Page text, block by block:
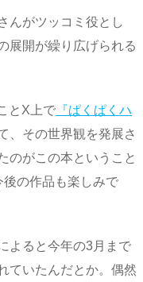
んがツッコミ役とし
展開が繰り広げられる
とX上で 『ぱくぱくハ
、その世界観を発展さ
のがこの本ということ
の作品も楽しみで
よると今年の3月まで
ていたんだとか。偶然